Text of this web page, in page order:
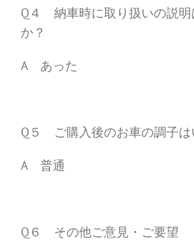
Q４ 納車時に取り扱いの説明
か？
A あった
Q５ ご購入後のお車の調子は
A 普通
Q６ その他ご意見・ご要望